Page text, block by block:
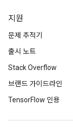
지원
문제 추적기
출시 노트
Stack Overflow
브랜드 가이드라인
TensorFlow 인용